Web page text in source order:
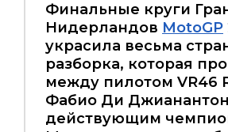
Финальные круги
Нидерландов MotoGP
украсила весьма
разборка, которая
между пилотом VR46
Фабио Ди
действующим